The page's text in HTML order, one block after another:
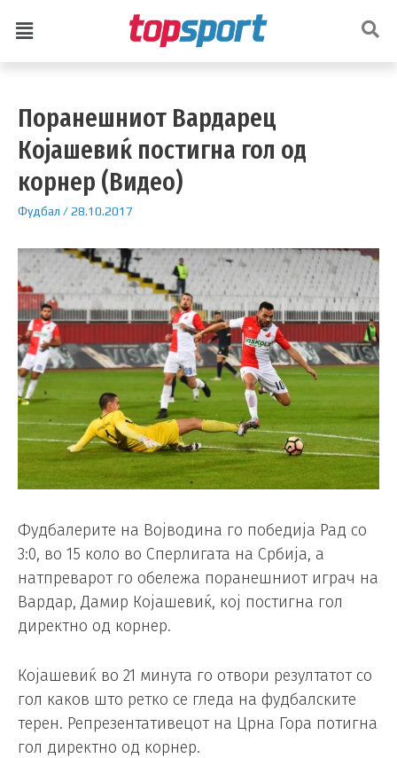
Поранешниот Вардарец
Којашевиќ постигна гол од
корнер (Видео)
Фудбал /28.10.2017
Фудбалерите на Војводина го победија Рад со
3:0, во 15 коло во Сперлигата на Србија, а
натпреварот го обележа поранешниот играч на
Вардар, Дамир Којашевиќ, кој постигна гол
директно од корнер.
Којашевиќ во 21 минута го отвори резултатот со
гол каков што ретко се гледа на фудбалските
терен. Репрезентативецот на Црна Гора потигна
гол директно од корнер.